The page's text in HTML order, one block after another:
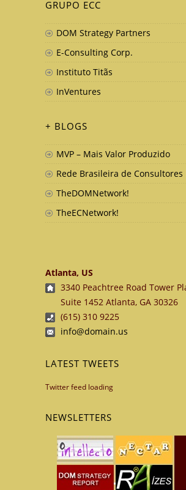
GRUPO ECC
DOM Strategy Partners
E-Consulting Corp.
Instituto Titãs
InVentures
+ BLOGS
MVP – Mais Valor Produzido
Rede Brasileira de Consultores
TheDOMNetwork!
TheECNetwork!
Atlanta, US
3340 Peachtree Road Tower
Suite 1452 Atlanta, GA 30326
(615) 310 9225
info@domain.us
LATEST TWEETS
Twitter feed loading
NEWSLETTERS